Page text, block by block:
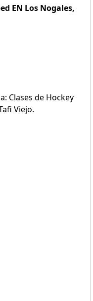
EN Los Nogales,
Clases de Hockey
Viejo.